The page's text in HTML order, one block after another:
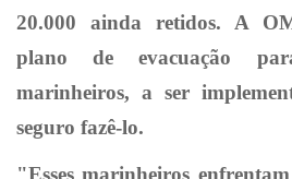
20.000 ainda retidos. A
plano de evacuação
marinheiros, a ser
seguro fazê-lo.
"Esses marinheiros